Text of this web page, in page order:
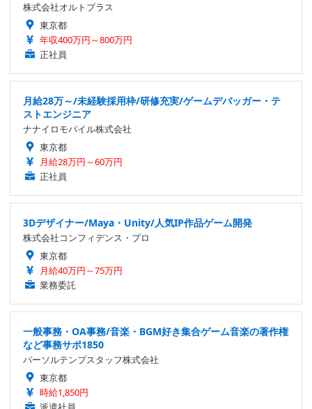
株式会社オルトプラス
東京都
年収400万円～800万円
正社員
月給28万～/未経験採用枠/研修充実/ゲームデバッガー・テ
ストエンジニア
ナナイロモバイル株式会社
東京都
月給28万円～60万円
正社員
3Dデザイナー/Maya・Unity/人気IP作品ゲーム開発
株式会社コンフィデンス・プロ
東京都
月給40万円～75万円
業務委託
一般事務・OA事務/音楽・BGM好き集合ゲーム音楽の著作権
など事務サポ1850
パーソルテンプスタッフ株式会社
東京都
時給1,850円